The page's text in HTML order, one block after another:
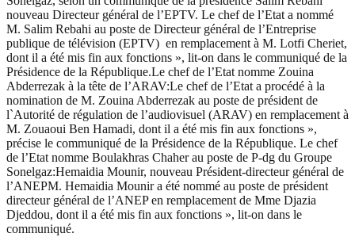
nouveau Directeur général de l’EPTV. Le chef de l’Etat a nommé
M. Salim Rebahi au poste de Directeur général de l’Entreprise
publique de télévision (EPTV) en remplacement à M. Lotfi Cheriet,
dont il a été mis fin aux fonctions », lit-on dans le communiqué de la
Présidence de la République.Le chef de l’Etat nomme Zouina
Abderrezak à la tête de l’ARAV:Le chef de l’Etat a procédé à la
nomination de M. Zouina Abderrezak au poste de président de
l`Autorité de régulation de l’audiovisuel (ARAV) en remplacement à
M. Zouaoui Ben Hamadi, dont il a été mis fin aux fonctions »,
précise le communiqué de la Présidence de la République. Le chef
de l’Etat nomme Boulakhras Chaher au poste de P-dg du Groupe
Sonelgaz:Hemaidia Mounir, nouveau Président-directeur général de
l’ANEPM. Hemaidia Mounir a été nommé au poste de président
directeur général de l’ANEP en remplacement de Mme Djazia
Djeddou, dont il a été mis fin aux fonctions », lit-on dans le
communiqué.